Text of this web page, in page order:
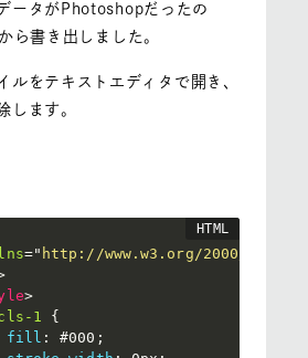
ータがPhotoshopだったの
ら書き出しました。
ルをテキストエディタで開き、
します。
=" http://www.w3.org/2000/svg
>
1
{
fill : #000 ;